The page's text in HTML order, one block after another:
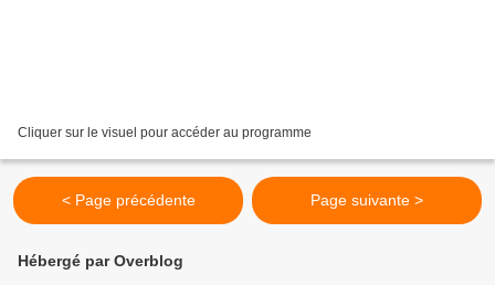
Cliquer sur le visuel pour accéder au programme
< Page précédente Page suivante >
Hébergé par Overblog